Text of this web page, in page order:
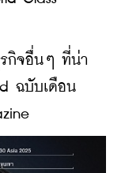
รกิจอื่นๆ ที่น่า
ฉบับเดือน